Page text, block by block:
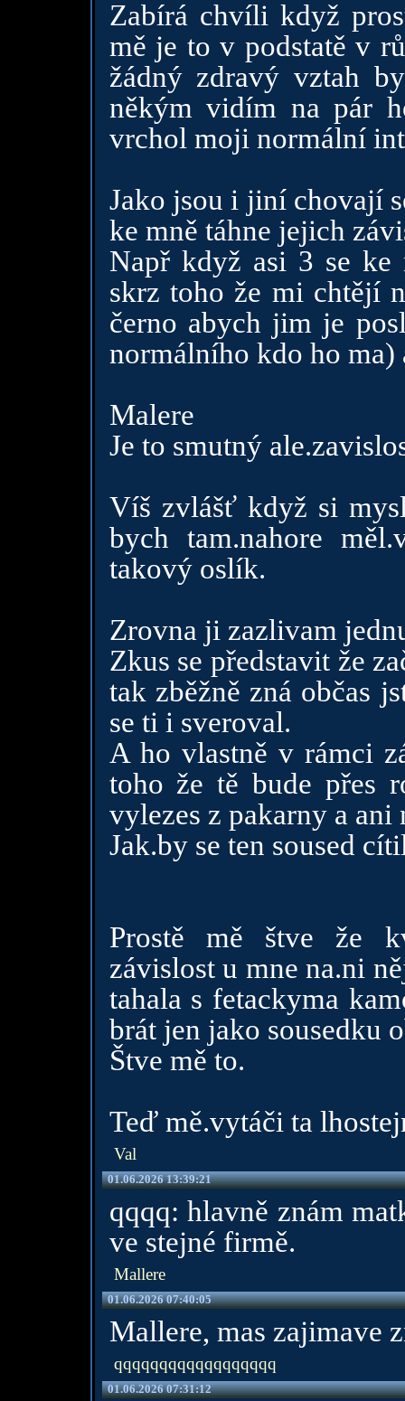
Zabírá chvíli když
mě je to v podstatě v
žádný zdravý vztah
někým vidím na pár
vrchol moji normální
Jako jsou i jiní chovají
ke mně táhne jejich
Např když asi 3 se ke
skrz toho že mi chtějí
černo abych jim je
normálního kdo ho
Malere
Je to smutný
Víš zvlášť když si
bych tam.nahore
takový oslík.
Zrovna ji zazlivam
Zkus se představit že
tak zběžně zná občas
se ti i sveroval.
A ho vlastně v rámci
toho že tě bude přes
vylezes z pakarny a ani
Jak.by se ten soused
Prostě mě štve že
závislost u mne na.ni
tahala s fetackyma
brát jen jako sousedku
Štve mě to.
Teď mě.vytáči ta
Val
01.06.2026 13:39:21
qqqq: hlavně znám
ve stejné firmě.
Mallere
01.06.2026 07:40:05
Mallere, mas zajimave
qqqqqqqqqqqqqqqqqq
01.06.2026 07:31:12